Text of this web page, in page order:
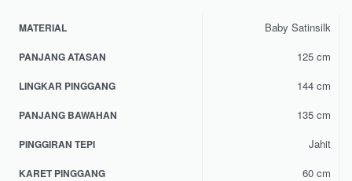
MATERIAL Baby Satinsilk
PANJANG ATASAN 125 cm
LINGKAR PINGGANG 144 cm
PANJANG BAWAHAN 135 cm
PINGGIRAN TEPI Jahit
KARET PINGGANG 60 cm